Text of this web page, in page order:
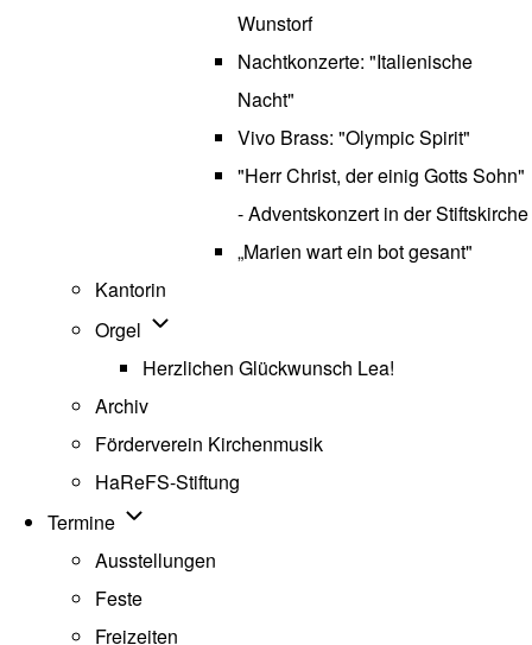
Wunstorf
Nachtkonzerte: "Italienische
Nacht"
Vivo Brass: "Olympic Spirit"
"Herr Christ, der einig Gotts Sohn"
- Adventskonzert in der Stiftskirche
„Marien wart ein bot gesant"
Kantorin
Orgel Unternavigation von Orgel
Herzlichen Glückwunsch Lea!
Archiv
Förderverein Kirchenmusik
HaReFS-Stiftung
Termine Unternavigation von Termine
Ausstellungen
Feste
Freizeiten